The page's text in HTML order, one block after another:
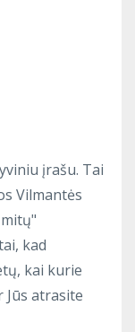
įrašu. Tai
Vilmantės
kad
kai kurie
Jūs atrasite